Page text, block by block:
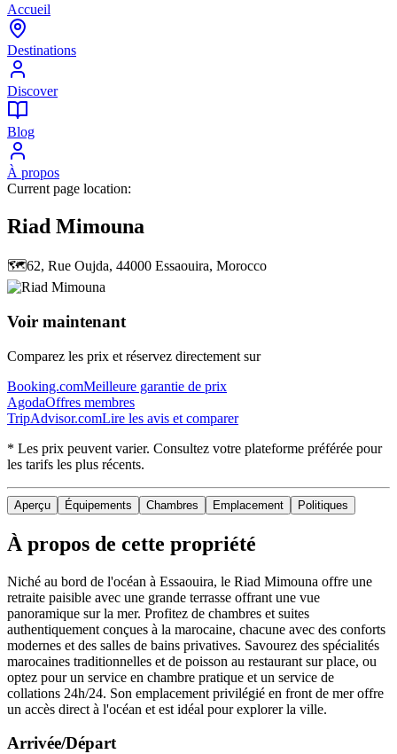
Accueil
Destinations
Discover
Blog
À propos
Current page location:
Riad Mimouna
🗺️62, Rue Oujda, 44000 Essaouira, Morocco
Voir maintenant
Comparez les prix et réservez directement sur
Booking.comMeilleure garantie de prix
AgodaOffres membres
TripAdvisor.comLire les avis et comparer
* Les prix peuvent varier. Consultez votre plateforme préférée pour
les tarifs les plus récents.
Aperçu Équipements Chambres Emplacement Politiques
À propos de cette propriété
Niché au bord de l'océan à Essaouira, le Riad Mimouna offre une
retraite paisible avec une grande terrasse offrant une vue
panoramique sur la mer. Profitez de chambres et suites
authentiquement conçues à la marocaine, chacune avec des conforts
modernes et des salles de bains privatives. Savourez des spécialités
marocaines traditionnelles et de poisson au restaurant sur place, ou
optez pour un service en chambre pratique et un service de
collations 24h/24. Son emplacement privilégié en front de mer offre
un accès direct à l'océan et est idéal pour explorer la ville.
Arrivée/Départ